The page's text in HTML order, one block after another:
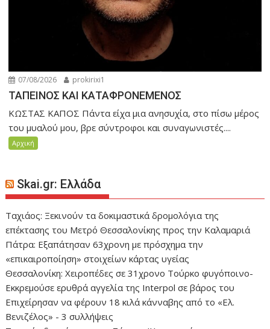
07/08/2026 prokirixi1
ΤΑΠΕΙΝΟΣ ΚΑΙ ΚΑΤΑΦΡΟΝΕΜΕΝΟΣ
ΚΩΣΤΑΣ ΚΑΠΟΣ Πάντα είχα μια ανησυχία, στο πίσω μέρος
του μυαλού μου, βρε σύντροφοι και συναγωνιστές....
Αρχική
Skai.gr: Ελλάδα
Ταχιάος: Ξεκινούν τα δοκιμαστικά δρομολόγια της
επέκτασης του Μετρό Θεσσαλονίκης προς την Καλαμαριά
Πάτρα: Εξαπάτησαν 63χρονη με πρόσχημα την
«επικαιροποίηση» στοιχείων κάρτας υγείας
Θεσσαλονίκη: Χειροπέδες σε 31χρονο Τούρκο φυγόποινο-
Εκκρεμούσε ερυθρά αγγελία της Interpol σε βάρος του
Επιχείρησαν να φέρουν 18 κιλά κάνναβης από το «Ελ.
Βενιζέλος» - 3 συλλήψεις